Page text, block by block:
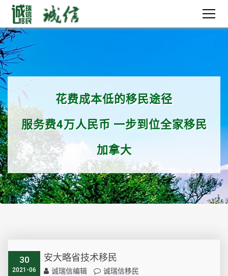
花费成本低的移民途径
服务费4万人民币 一步到位全家移民
加拿大
30
2021-06
安大略省技术移民
诚瑞信编辑 诚瑞信移民